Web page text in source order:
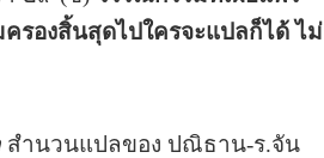
รองสิ้นสุดไปใครจะแปลก็ได้ ไม่
สำนวนแปลของ ปณิธาน-ร.จัน